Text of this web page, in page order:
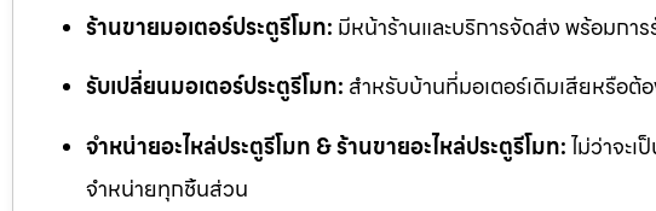
ร้านขายมอเตอร์ประตูรีโมท: มีหน้าร้านและบริการจัดส่ง พร้อมกา
รับเปลี่ยนมอเตอร์ประตูรีโมท: สำหรับบ้านที่มอเตอร์เดิมเสียหรือ
จำหน่ายอะไหล่ประตูรีโมท & ร้านขายอะไหล่ประตูรีโมท:ไม่ว่าจะ
จำหน่ายทุกชิ้นส่วน